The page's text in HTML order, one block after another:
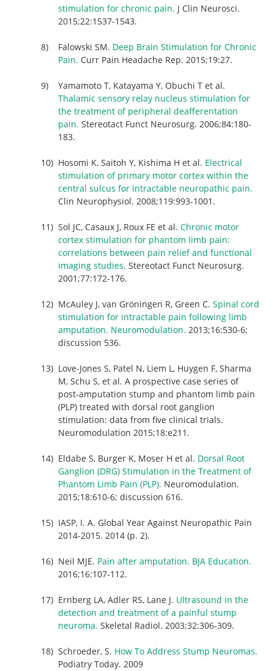
stimulation for chronic pain. J Clin Neurosci.
2015;22:1537-1543.
Falowski SM. Deep Brain Stimulation for Chronic
Pain. Curr Pain Headache Rep. 2015;19:27.
Yamamoto T, Katayama Y, Obuchi T et al.
Thalamic sensory relay nucleus stimulation for
the treatment of peripheral deafferentation
pain. Stereotact Funct Neurosurg. 2006;84:180-
183.
Hosomi K, Saitoh Y, Kishima H et al. Electrical
stimulation of primary motor cortex within the
central sulcus for intractable neuropathic pain.
Clin Neurophysiol. 2008;119:993-1001.
Sol JC, Casaux J, Roux FE et al. Chronic motor
cortex stimulation for phantom limb pain:
correlations between pain relief and functional
imaging studies. Stereotact Funct Neurosurg.
2001;77:172-176.
McAuley J, van Gröningen R, Green C. Spinal cord
stimulation for intractable pain following limb
amputation. Neuromodulation. 2013;16:530-6;
discussion 536.
Love-Jones S, Patel N, Liem L, Huygen F, Sharma
M, Schu S, et al. A prospective case series of
post-amputation stump and phantom limb pain
(PLP) treated with dorsal root ganglion
stimulation: data from five clinical trials.
Neuromodulation 2015;18:e211.
Eldabe S, Burger K, Moser H et al. Dorsal Root
Ganglion (DRG) Stimulation in the Treatment of
Phantom Limb Pain (PLP). Neuromodulation.
2015;18:610-6; discussion 616.
IASP, I. A. Global Year Against Neuropathic Pain
2014-2015. 2014 (p. 2).
Neil MJE. Pain after amputation. BJA Education.
2016;16:107-112.
Ernberg LA, Adler RS, Lane J. Ultrasound in the
detection and treatment of a painful stump
neuroma. Skeletal Radiol. 2003;32:306-309.
Schroeder, S. How To Address Stump Neuromas.
Podiatry Today. 2009